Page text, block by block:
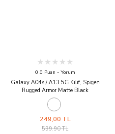
0.0 Puan - Yorum
Galaxy A04s / A13 5G Kılıf, Spigen
Rugged Armor Matte Black
249,00 TL
599,90 TL